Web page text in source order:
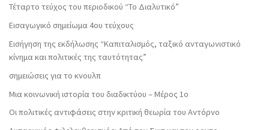
Τέταρτο τεύχος του περιοδικού “Το Διαλυτικό”
Εισαγωγικό σημείωμα 4ου τεύχους
Εισήγηση της εκδήλωσης “Καπιταλισμός, ταξικό ανταγωνιστικό
κίνημα και πολιτικές της ταυτότητας”
σημειώσεις για το κνουλπ
Μια κοινωνική ιστορία του διαδικτύου – Μέρος 1ο
Οι πολιτικές αντιφάσεις στην κριτική θεωρία του Αντόρνο